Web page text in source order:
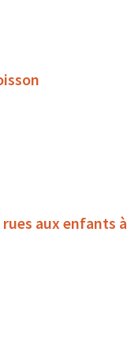
aux enfants à